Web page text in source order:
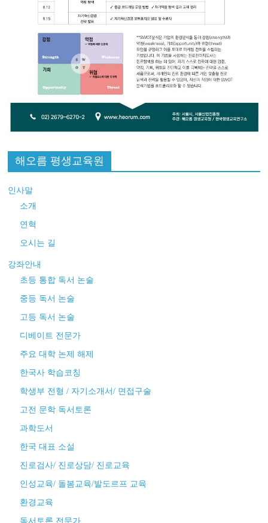
해오름 평생교육원
인사말
소개
연혁
오시는 길
강좌안내
초등 통합 독서 논술
중등 독서 논술
고등 독서 논술
디베이트 전문가
주요 대학 논제 해제
한국사 학습코칭
학생부 전형 / 자기소개서/ 면접구술
고전 문학 독서토론
과학도서
한국 대표 소설
진로검사/ 진로상담/ 진로교육
인성교육/ 돌봄교육/발도르프 교육
환경교육
독서토론 전문가